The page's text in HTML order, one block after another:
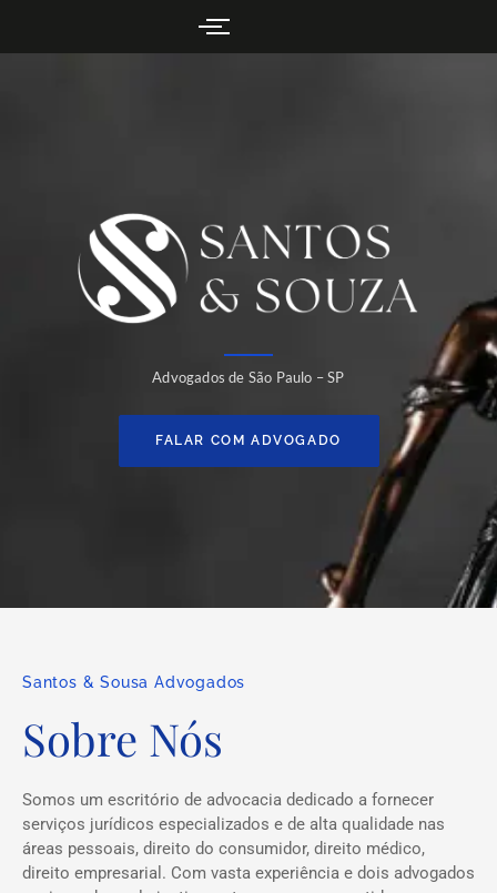
Advogados de São Paulo – SP
FALAR COM ADVOGADO
Santos & Sousa Advogados
Sobre Nós
Somos um escritório de advocacia dedicado a fornecer
serviços jurídicos especializados e de alta qualidade nas
áreas pessoais, direito do consumidor, direito médico,
direito empresarial. Com vasta experiência e dois advogados